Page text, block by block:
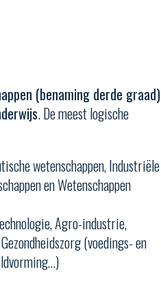
(benaming derde graad)
. De meest logische
wetenschappen, Industriële
en Wetenschappen
Agro-industrie,
(voedings- en